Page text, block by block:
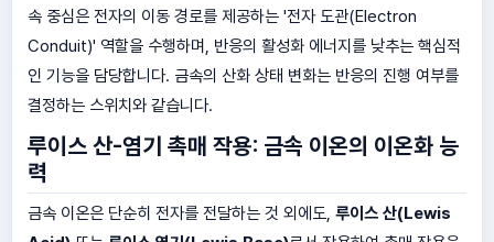
속 중심은 전자의 이동 경로를 제공하는 '전자 도관(Electron
Conduit)' 역할을 수행하며, 반응의 활성화 에너지를 낮추는 핵심적
인 기능을 담당합니다. 금속의 산화 상태 변화는 반응의 진행 여부를
결정하는 스위치와 같습니다.
루이스 산-염기 촉매 작용: 금속 이온의 이온화 능
력
금속 이온은 단순히 전자를 전달하는 것 외에도, 루이스 산(Lewis